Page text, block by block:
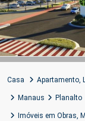
Casa Apartamento,
Manaus Planalto
Imóveis em Obras,